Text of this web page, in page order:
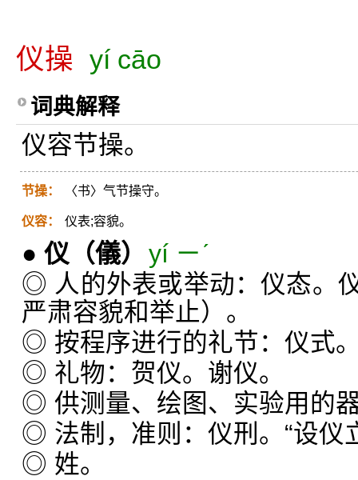
仪操 yí cāo
词典解释
仪容节操。
节操： 〈书〉气节操守。
仪容： 仪表;容貌。
● 仪 （儀） yí ㄧˊ
◎ 人的外表或举动：仪态。
严肃容貌和举止）。
◎ 按程序进行的礼节：仪式
◎ 礼物：贺仪。谢仪。
◎ 供测量、绘图、实验用的
◎ 法制，准则：仪刑。“设仪
◎ 姓。